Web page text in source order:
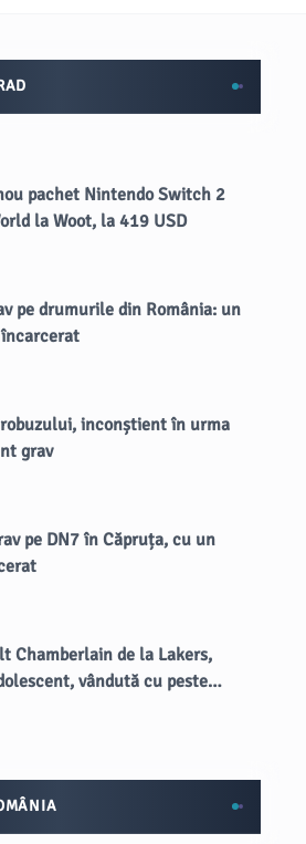
pachet Nintendo Switch 2
la Woot, la 419 USD
pe drumurile din România: un
inconștient în urma
grav
pe DN7 în Căpruța, cu un
Chamberlain de la Lakers,
vândută cu peste